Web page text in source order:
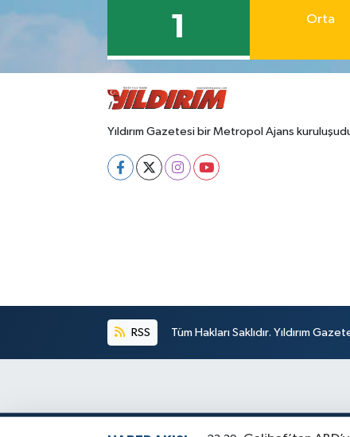
1 Orta
Yıldırım Gazetesi bir Metropol Ajans
RSS Tüm Hakları Saklıdır. Yıldırım